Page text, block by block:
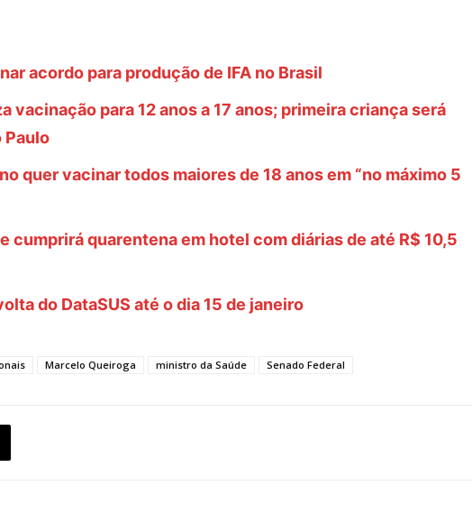
acordo para produção de IFA no Brasil
vacinação para 12 anos a 17 anos; primeira criança será
Paulo
quer vacinar todos maiores de 18 anos em “no máximo 5
cumprirá quarentena em hotel com diárias de até R$ 10,5
do DataSUS até o dia 15 de janeiro
Marcelo Queiroga ministro da Saúde Senado Federal